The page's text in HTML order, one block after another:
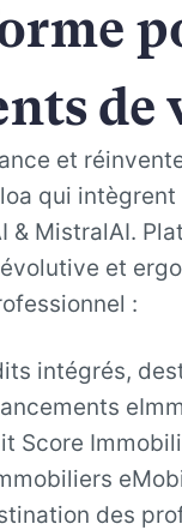
et
qui
MistralAI.
et
:
intégrés,
Score
des
de